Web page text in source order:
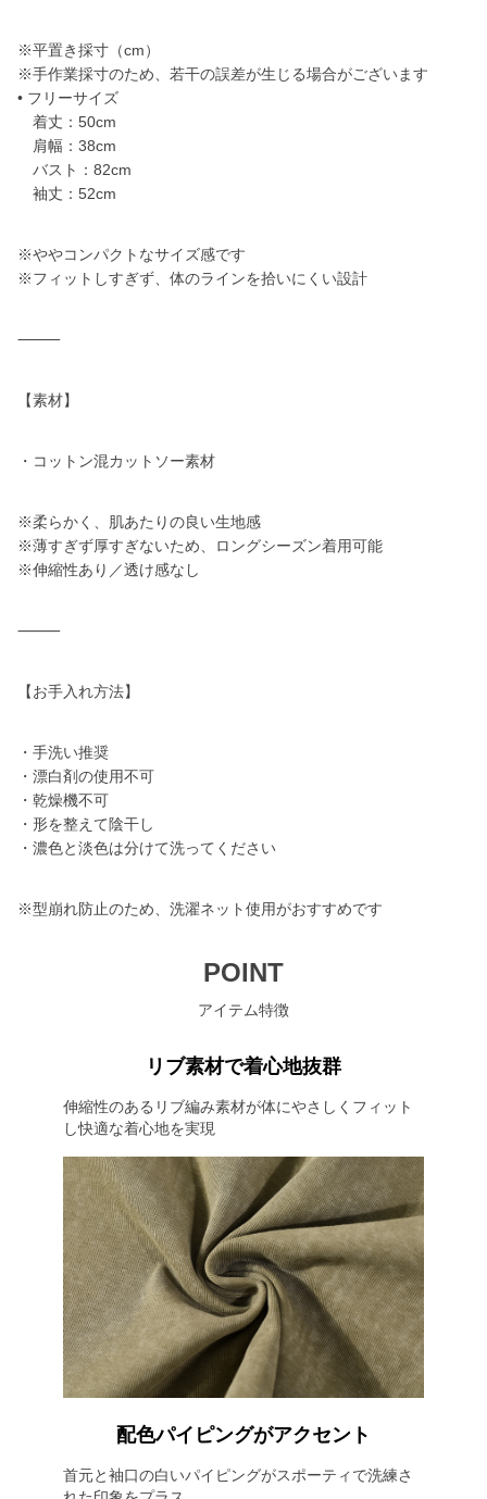
※平置き採寸（cm）
※手作業採寸のため、若干の誤差が生じる場合がございます
• フリーサイズ
着丈：50cm
肩幅：38cm
バスト：82cm
袖丈：52cm
※ややコンパクトなサイズ感です
※フィットしすぎず、体のラインを拾いにくい設計
⸻
【素材】
・コットン混カットソー素材
※柔らかく、肌あたりの良い生地感
※薄すぎず厚すぎないため、ロングシーズン着用可能
※伸縮性あり／透け感なし
⸻
【お手入れ方法】
・手洗い推奨
・漂白剤の使用不可
・乾燥機不可
・形を整えて陰干し
・濃色と淡色は分けて洗ってください
※型崩れ防止のため、洗濯ネット使用がおすすめです
POINT
アイテム特徴
リブ素材で着心地抜群
伸縮性のあるリブ編み素材が体にやさしくフィット
し快適な着心地を実現
配色パイピングがアクセント
首元と袖口の白いパイピングがスポーティで洗練さ